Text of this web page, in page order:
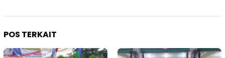
POS TERKAIT